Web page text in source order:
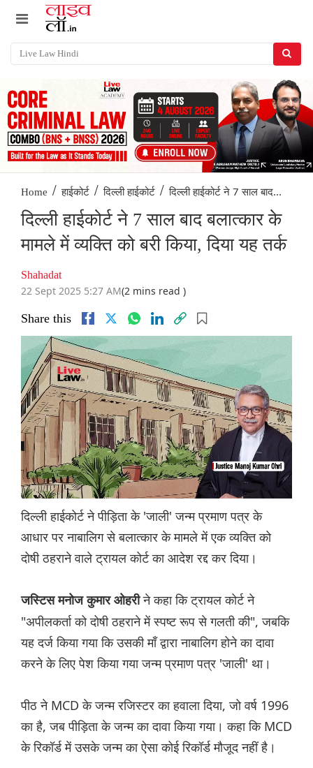
Home / हाईकोर्ट / दिल्ली हाईकोर्ट / दिल्ली हाईकोर्ट ने 7 साल बाद...
दिल्ली हाईकोर्ट ने 7 साल बाद बलात्कार के
मामले में व्यक्ति को बरी किया, दिया यह तर्क
Shahadat
22 Sept 2025 5:27 AM(2 mins read )
Share this
दिल्ली हाईकोर्ट ने पीड़िता के 'जाली' जन्म प्रमाण पत्र के
आधार पर नाबालिग से बलात्कार के मामले में एक व्यक्ति को
दोषी ठहराने वाले ट्रायल कोर्ट का आदेश रद्द कर दिया।
जस्टिस मनोज कुमार ओहरीने कहा कि ट्रायल कोर्ट ने
"अपीलकर्ता को दोषी ठहराने में स्पष्ट रूप से गलती की", जबकि
यह दर्ज किया गया कि उसकी माँ द्वारा नाबालिग होने का दावा
करने के लिए पेश किया गया जन्म प्रमाण पत्र 'जाली' था।
पीठ ने MCD के जन्म रजिस्टर का हवाला दिया, जो वर्ष 1996
का है, जब पीड़िता के जन्म का दावा किया गया। कहा कि MCD
के रिकॉर्ड में उसके जन्म का ऐसा कोई रिकॉर्ड मौजूद नहीं है।